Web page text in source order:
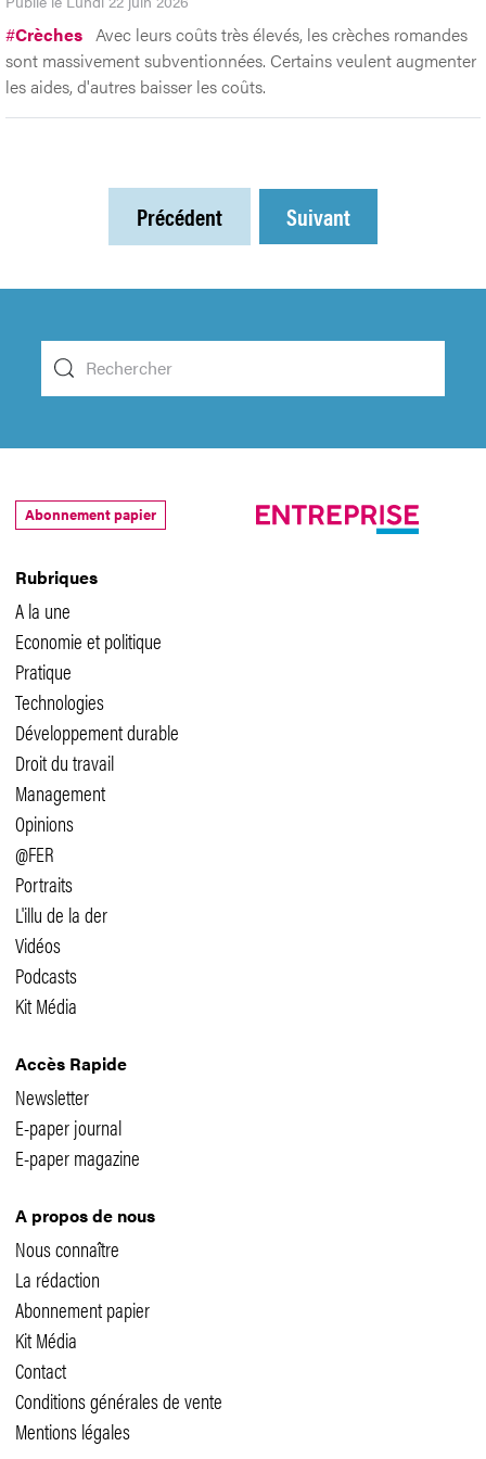
#Crèches Avec leurs coûts très élevés, les crèches romandes
sont massivement subventionnées. Certains veulent augmenter
les aides, d'autres baisser les coûts.
Précédent Suivant
Rubriques
A la une
Economie et politique
Pratique
Technologies
Développement durable
Droit du travail
Management
Opinions
@FER
Portraits
L'illu de la der
Vidéos
Podcasts
Kit Média
Accès Rapide
Newsletter
E-paper journal
E-paper magazine
A propos de nous
Nous connaître
La rédaction
Abonnement papier
Kit Média
Contact
Conditions générales de vente
Mentions légales
Abonnement papier